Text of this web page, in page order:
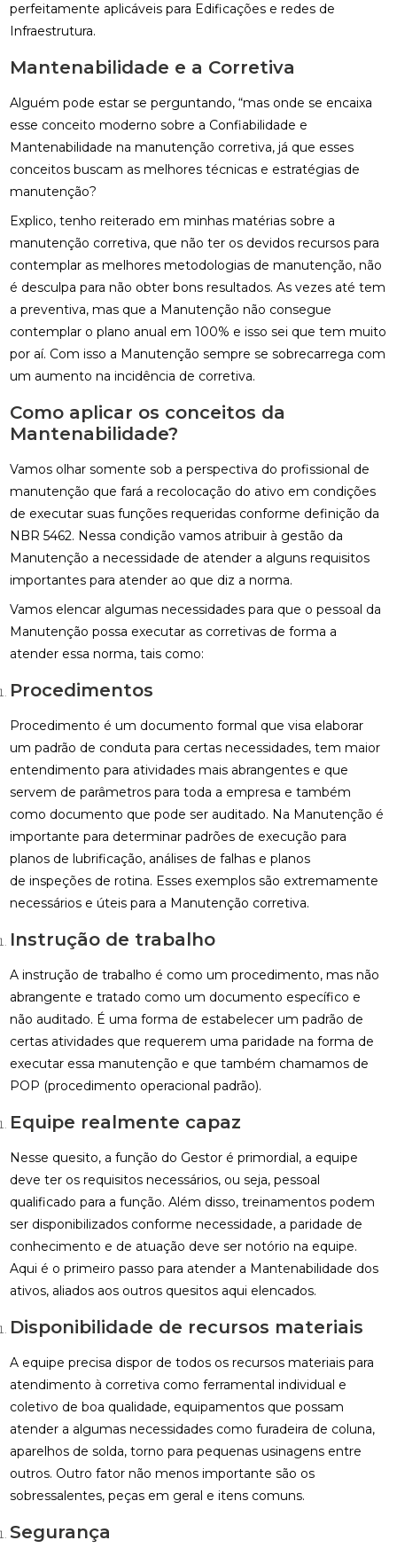
perfeitamente aplicáveis para Edificações e redes de
Infraestrutura.
Mantenabilidade e a Corretiva
Alguém pode estar se perguntando, “mas onde se encaixa
esse conceito moderno sobre a Confiabilidade e
Mantenabilidade na manutenção corretiva, já que esses
conceitos buscam as melhores técnicas e estratégias de
manutenção?
Explico, tenho reiterado em minhas matérias sobre a
manutenção corretiva, que não ter os devidos recursos para
contemplar as melhores metodologias de manutenção, não
é desculpa para não obter bons resultados. As vezes até tem
a preventiva, mas que a Manutenção não consegue
contemplar o plano anual em 100% e isso sei que tem muito
por aí. Com isso a Manutenção sempre se sobrecarrega com
um aumento na incidência de corretiva.
Como aplicar os conceitos da
Mantenabilidade?
Vamos olhar somente sob a perspectiva do profissional de
manutenção que fará a recolocação do ativo em condições
de executar suas funções requeridas conforme definição da
NBR 5462. Nessa condição vamos atribuir à gestão da
Manutenção a necessidade de atender a alguns requisitos
importantes para atender ao que diz a norma.
Vamos elencar algumas necessidades para que o pessoal da
Manutenção possa executar as corretivas de forma a
atender essa norma, tais como:
Procedimentos
Procedimento é um documento formal que visa elaborar
um padrão de conduta para certas necessidades, tem maior
entendimento para atividades mais abrangentes e que
servem de parâmetros para toda a empresa e também
como documento que pode ser auditado. Na Manutenção é
importante para determinar padrões de execução para
planos de lubrificação, análises de falhas e planos
de inspeções de rotina. Esses exemplos são extremamente
necessários e úteis para a Manutenção corretiva.
Instrução de trabalho
A instrução de trabalho é como um procedimento, mas não
abrangente e tratado como um documento específico e
não auditado. É uma forma de estabelecer um padrão de
certas atividades que requerem uma paridade na forma de
executar essa manutenção e que também chamamos de
POP (procedimento operacional padrão).
Equipe realmente capaz
Nesse quesito, a função do Gestor é primordial, a equipe
deve ter os requisitos necessários, ou seja, pessoal
qualificado para a função. Além disso, treinamentos podem
ser disponibilizados conforme necessidade, a paridade de
conhecimento e de atuação deve ser notório na equipe.
Aqui é o primeiro passo para atender a Mantenabilidade dos
ativos, aliados aos outros quesitos aqui elencados.
Disponibilidade de recursos materiais
A equipe precisa dispor de todos os recursos materiais para
atendimento à corretiva como ferramental individual e
coletivo de boa qualidade, equipamentos que possam
atender a algumas necessidades como furadeira de coluna,
aparelhos de solda, torno para pequenas usinagens entre
outros. Outro fator não menos importante são os
sobressalentes, peças em geral e itens comuns.
Segurança